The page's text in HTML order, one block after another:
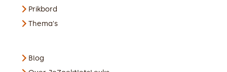
Prikbord
Thema's
Blog